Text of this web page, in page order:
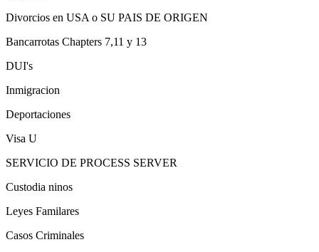
Divorcios en USA o SU PAIS DE ORIGEN
Bancarrotas Chapters 7,11 y 13
DUI's
Inmigracion
Deportaciones
Visa U
SERVICIO DE PROCESS SERVER
Custodia ninos
Leyes Familares
Casos Criminales